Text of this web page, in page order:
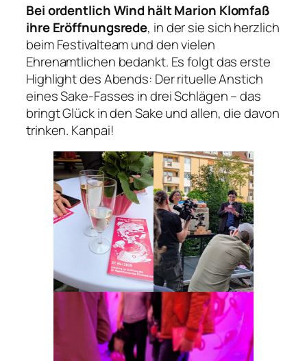
Bei ordentlich Wind hält Marion Klomfaß
ihre Eröffnungsrede, in der sie sich herzlich
beim Festivalteam und den vielen
Ehrenamtlichen bedankt. Es folgt das erste
Highlight des Abends: Der rituelle Anstich
eines Sake-Fasses in drei Schlägen – das
bringt Glück in den Sake und allen, die davon
trinken. Kanpai!